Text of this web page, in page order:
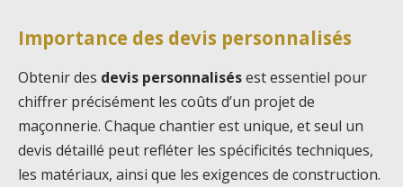
Importance des devis personnalisés
Obtenir des devis personnalisésest essentiel pour
chiffrer précisément les coûts d’un projet de
maçonnerie. Chaque chantier est unique, et seul un
devis détaillé peut refléter les spécificités techniques,
les matériaux, ainsi que les exigences de construction.